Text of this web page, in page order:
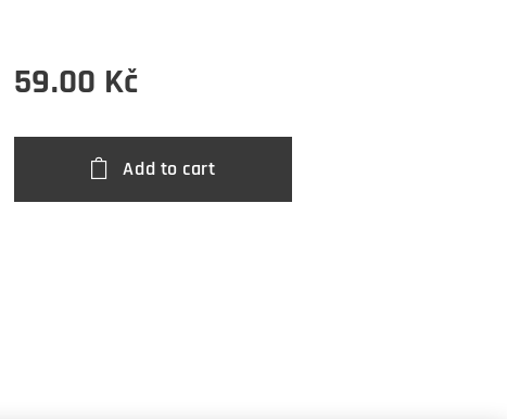
59.00 Kč
Add to cart